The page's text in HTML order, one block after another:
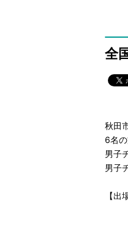
全
秋田
6名
男子
男子
【
草
田